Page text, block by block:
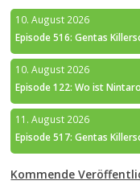
10. August 2026
Episode 516: Gentas
10. August 2026
Episode 122: Wo ist
11. August 2026
Episode 517: Gentas
Kommende